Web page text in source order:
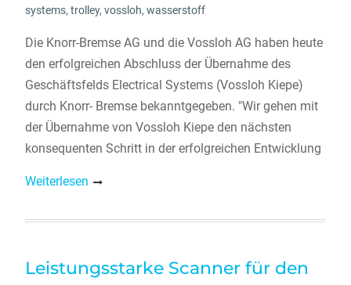
systems, trolley, vossloh, wasserstoff
Die Knorr-Bremse AG und die Vossloh AG haben heute
den erfolgreichen Abschluss der Übernahme des
Geschäftsfelds Electrical Systems (Vossloh Kiepe)
durch Knorr- Bremse bekanntgegeben. "Wir gehen mit
der Übernahme von Vossloh Kiepe den nächsten
konsequenten Schritt in der erfolgreichen Entwicklung
Weiterlesen
Leistungsstarke Scanner für den